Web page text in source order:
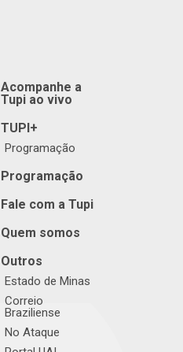
Acompanhe a
Tupi ao vivo
TUPI+
Programação
Programação
Fale com a Tupi
Quem somos
Outros
Estado de Minas
Correio
Braziliense
No Ataque